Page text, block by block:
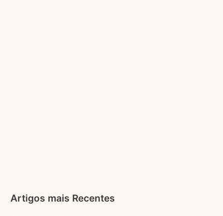
Artigos mais Recentes